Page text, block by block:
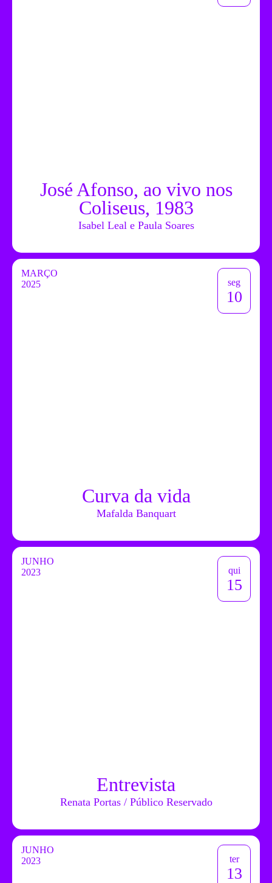
José Afonso, ao vivo nos
Coliseus, 1983
Isabel Leal e Paula Soares
MARÇO
2025
seg
10
Curva da vida
Mafalda Banquart
JUNHO
2023
qui
15
Entrevista
Renata Portas / Público Reservado
JUNHO
2023
ter
13